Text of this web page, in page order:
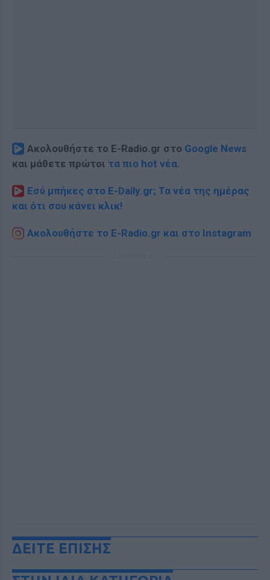
Ακολουθήστε το E-Radio.gr στο Google News
και μάθετε πρώτοι τα πιο hot νέα.
Εσύ μπήκες στο E-Daily.gr; Τα νέα της ημέρας
και ότι σου κάνει κλικ!
Ακολουθήστε το E-Radio.gr και στο Instagram
ΔΕΙΤΕ ΕΠΙΣΗΣ